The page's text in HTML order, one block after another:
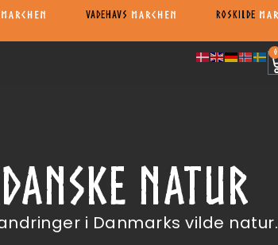
VADEHAVS ROSKILDE
0
NATUR
i Danmarks vilde natur.